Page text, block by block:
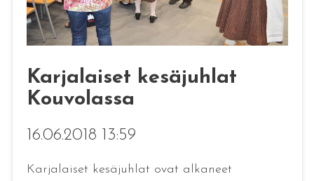
Karjalaiset kesäjuhlat
Kouvolassa
16.06.2018 13:59
Karjalaiset kesäjuhlat ovat alkaneet